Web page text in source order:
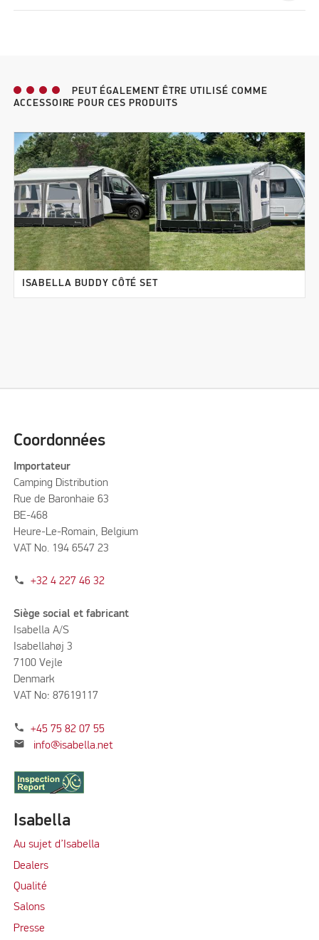
PEUT ÉGALEMENT ÊTRE UTILISÉ COMME
ACCESSOIRE POUR CES PRODUITS
ISABELLA BUDDY CÔTÉ SET
Coordonnées
Importateur
Camping Distribution
Rue de Baronhaie 63
BE-468
Heure-Le-Romain, Belgium
VAT No. 194 6547 23
phone +32 4 227 46 32
Siège social et fabricant
Isabella A/S
Isabellahøj 3
7100 Vejle
Denmark
VAT No: 87619117
phone +45 75 82 07 55
mail info@isabella.net
Isabella
Au sujet d’Isabella
Dealers
Qualité
Salons
Presse